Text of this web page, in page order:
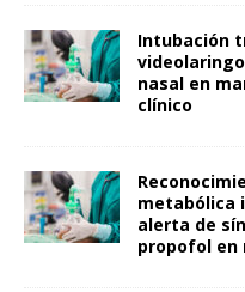
Intubación
nasal en
clínico
metabólica
alerta de
propofol en